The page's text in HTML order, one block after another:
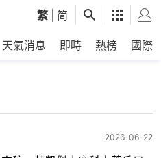
繁 简
天氣消息 即時 熱榜 國際
2026-06-22